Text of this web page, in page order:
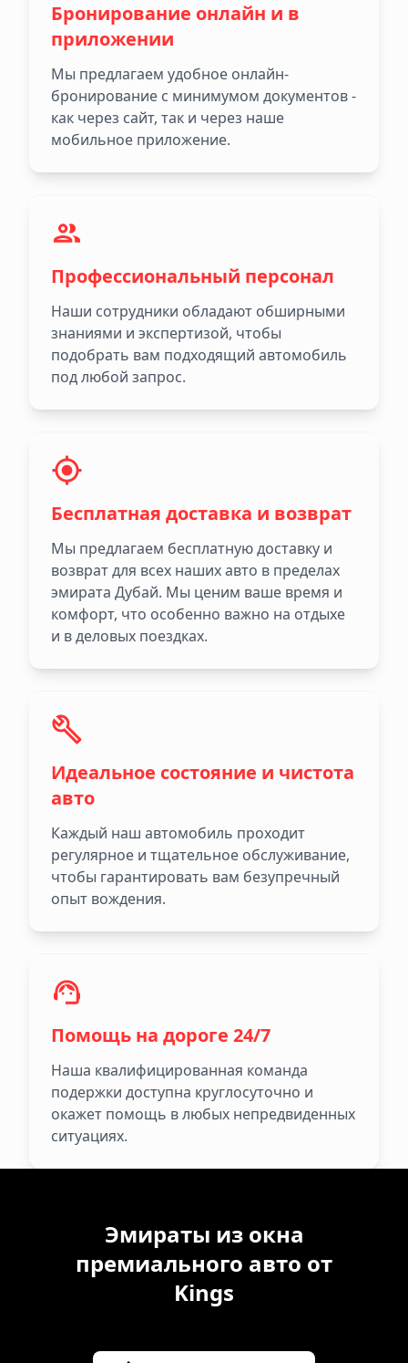
Бронирование онлайн и в
приложении
Мы предлагаем удобное онлайн-
бронирование с минимумом документов -
как через сайт, так и через наше
мобильное приложение.
Профессиональный персонал
Наши сотрудники обладают обширными
знаниями и экспертизой, чтобы
подобрать вам подходящий автомобиль
под любой запрос.
Бесплатная доставка и возврат
Мы предлагаем бесплатную доставку и
возврат для всех наших авто в пределах
эмирата Дубай. Мы ценим ваше время и
комфорт, что особенно важно на отдыхе
и в деловых поездках.
Идеальное состояние и чистота
авто
Каждый наш автомобиль проходит
регулярное и тщательное обслуживание,
чтобы гарантировать вам безупречный
опыт вождения.
Помощь на дороге 24/7
Наша квалифицированная команда
подержки доступна круглосуточно и
окажет помощь в любых непредвиденных
ситуациях.
Эмираты из окна
премиального авто от
Kings